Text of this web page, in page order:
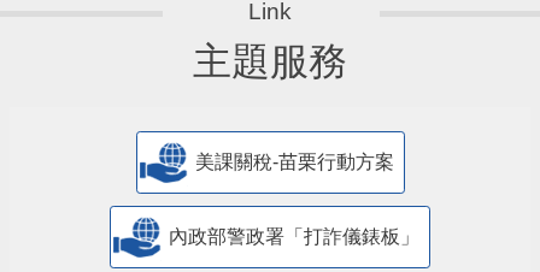
主題服務
美課關稅-苗栗行動方案
內政部警政署「打詐儀錶板」